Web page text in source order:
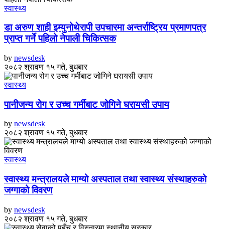
स्वास्थ्य
डा अरुण शाही इम्युनोथेरापी उपचारमा अन्तर्राष्ट्रिय प्रमाणपत्र
प्राप्त गर्ने पहिलो नेपाली चिकित्सक
by newsdesk
२०८२ श्रावण १५ गते, बुधबार
स्वास्थ्य
पानीजन्य रोग र उच्च गर्मीबाट जोगिने घरायसी उपाय
by newsdesk
२०८२ श्रावण १५ गते, बुधबार
स्वास्थ्य
स्वास्थ्य मन्त्रालयले माग्यो अस्पताल तथा स्वास्थ्य संस्थाहरुको
जग्गाको विवरण
by newsdesk
२०८२ श्रावण १५ गते, बुधबार